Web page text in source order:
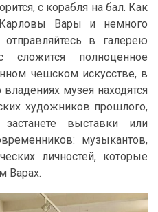
с корабля на бал. Как
Вары и немного
в галерею
полноценное
чешском искусстве, в
музея находятся
художников прошлого,
выставки или
музыкантов,
личностей, которые
Варах.